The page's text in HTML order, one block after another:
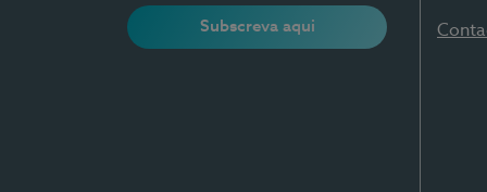
Subscreva aqui